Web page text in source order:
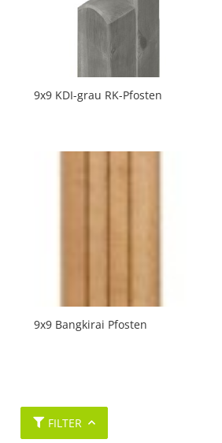
9x9 KDI-grau RK-Pfosten
9x9 Bangkirai Pfosten
FILTER